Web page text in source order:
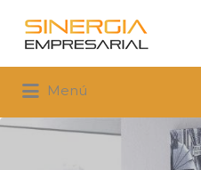
Buscar
por:
Menú
por: